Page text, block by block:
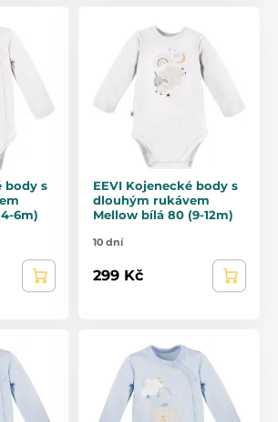
body s
6m)
EEVI Kojenecké body s
dlouhým rukávem
Mellow bílá 80 (9-12m)
10 dní
299 Kč